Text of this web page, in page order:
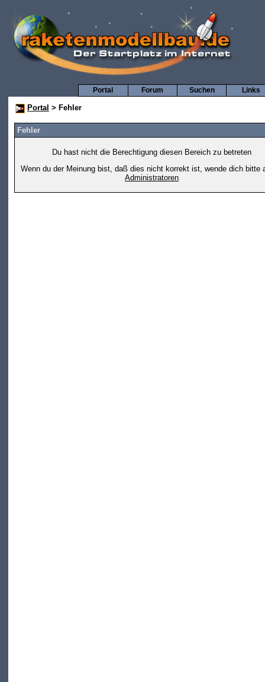
Links
Suchen
Forum
Portal
Portal > Fehler
Fehler
Du hast nicht die Berechtigung diesen Bereich zu betreten
Wenn du der Meinung bist, daß dies nicht korrekt ist, wende dich bitte
Administratoren